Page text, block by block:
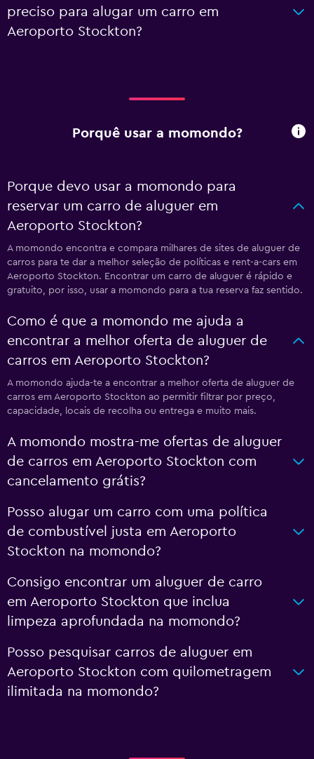
preciso para alugar um carro em
Aeroporto Stockton?
Porquê usar a momondo?
Porque devo usar a momondo para
reservar um carro de aluguer em
Aeroporto Stockton?
A momondo encontra e compara milhares de sites de aluguer de
carros para te dar a melhor seleção de políticas e rent-a-cars em
Aeroporto Stockton. Encontrar um carro de aluguer é rápido e
gratuito, por isso, usar a momondo para a tua reserva faz sentido.
Como é que a momondo me ajuda a
encontrar a melhor oferta de aluguer de
carros em Aeroporto Stockton?
A momondo ajuda-te a encontrar a melhor oferta de aluguer de
carros em Aeroporto Stockton ao permitir filtrar por preço,
capacidade, locais de recolha ou entrega e muito mais.
A momondo mostra-me ofertas de aluguer
de carros em Aeroporto Stockton com
cancelamento grátis?
Posso alugar um carro com uma política
de combustível justa em Aeroporto
Stockton na momondo?
Consigo encontrar um aluguer de carro
em Aeroporto Stockton que inclua
limpeza aprofundada na momondo?
Posso pesquisar carros de aluguer em
Aeroporto Stockton com quilometragem
ilimitada na momondo?